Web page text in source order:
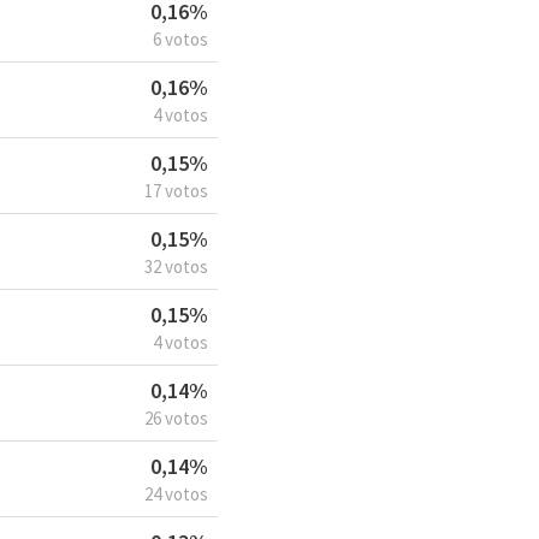
0,16%
6 votos
0,16%
4 votos
0,15%
17 votos
0,15%
32 votos
0,15%
4 votos
0,14%
26 votos
0,14%
24 votos